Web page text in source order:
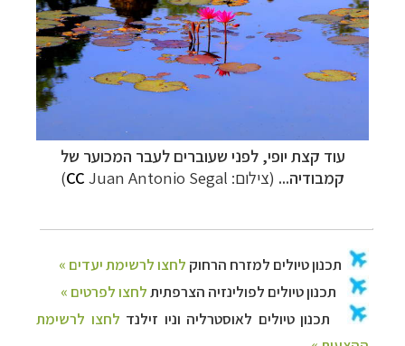
עוד קצת יופי, לפני שעוברים לעבר המכוער של
קמבודיה... (צילום: CC Juan Antonio Segal)